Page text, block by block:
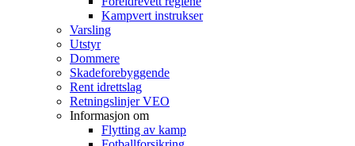
Kampvert instrukser
Varsling
Utstyr
Dommere
Skadeforebyggende
Rent idrettslag
Retningslinjer VEO
Informasjon om
Flytting av kamp